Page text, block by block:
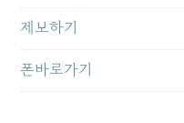
제보하기
폰바로가기